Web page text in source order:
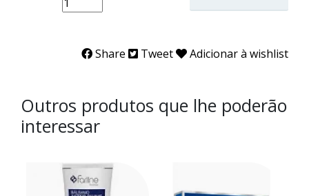
Share Tweet Adicionar à wishlist
Outros produtos que lhe poderão
interessar